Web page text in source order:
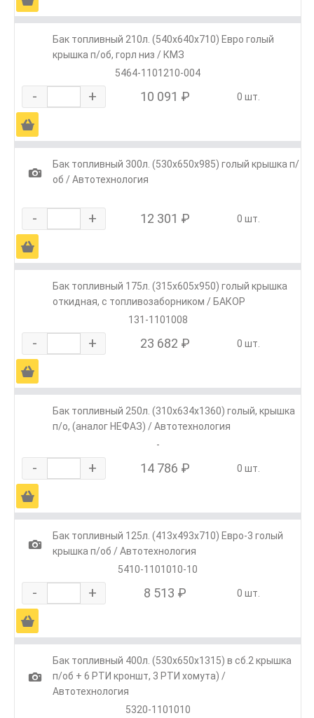
Бак топливный 210л. (540х640х710) Евро голый
крышка п/об, горл низ / КМЗ
5464-1101210-004
- + 10 091 ₽ 0 шт.
Ä
1
Бак топливный 300л. (530х650х985) голый крышка п/
об / Автотехнология
- + 12 301 ₽ 0 шт.
Ä
Бак топливный 175л. (315х605х950) голый крышка
откидная, с топливозаборником / БАКОР
131-1101008
- + 23 682 ₽ 0 шт.
Ä
Бак топливный 250л. (310х634х1360) голый, крышка
п/о, (аналог НЕФАЗ) / Автотехнология
-
- + 14 786 ₽ 0 шт.
Ä
1
Бак топливный 125л. (413х493х710) Евро-3 голый
крышка п/об / Автотехнология
5410-1101010-10
- + 8 513 ₽ 0 шт.
Ä
1
Бак топливный 400л. (530х650х1315) в сб.2 крышка
п/об + 6 РТИ кроншт, 3 РТИ хомута) /
Автотехнология
5320-1101010